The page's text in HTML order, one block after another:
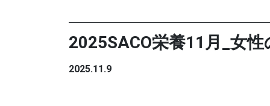
2025SACO栄養11月_女性
2025.11.9